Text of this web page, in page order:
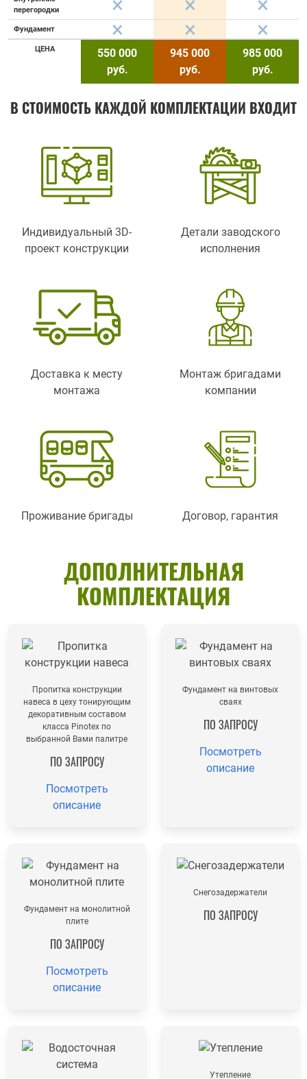
перегородки
Фундамент
ЦЕНА
550 000
руб.
945 000
руб.
985 000
руб.
В СТОИМОСТЬ КАЖДОЙ КОМПЛЕКТАЦИИ ВХОДИТ
Индивидуальный 3D-
проект конструкции
Детали заводского
исполнения
Доставка к месту
монтажа
Монтаж бригадами
компании
Проживание бригады Договор, гарантия
ДОПОЛНИТЕЛЬНАЯ
КОМПЛЕКТАЦИЯ
Пропитка конструкции
навеса в цеху тонирующим
декоративным составом
класса Pinotex по
выбранной Вами палитре
ПО ЗАПРОСУ
Посмотреть
описание
Фундамент на винтовых
сваях
ПО ЗАПРОСУ
Посмотреть
описание
Фундамент на монолитной
плите
ПО ЗАПРОСУ
Посмотреть
описание
Снегозадержатели
ПО ЗАПРОСУ
Утепление